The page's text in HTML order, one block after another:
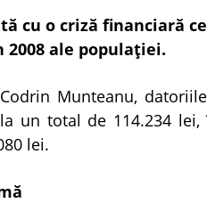
cu o criză financiară
ale populaţiei.
Munteanu,
un total de 114.234
lei.